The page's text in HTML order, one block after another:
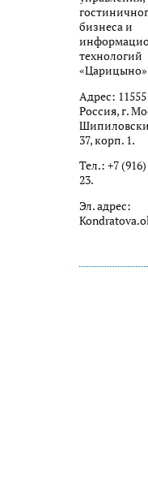
бизнеса и
технологий
Адрес:
Россия, г.
37, корп. 1.
Тел.: +7
23.
Эл. адрес: